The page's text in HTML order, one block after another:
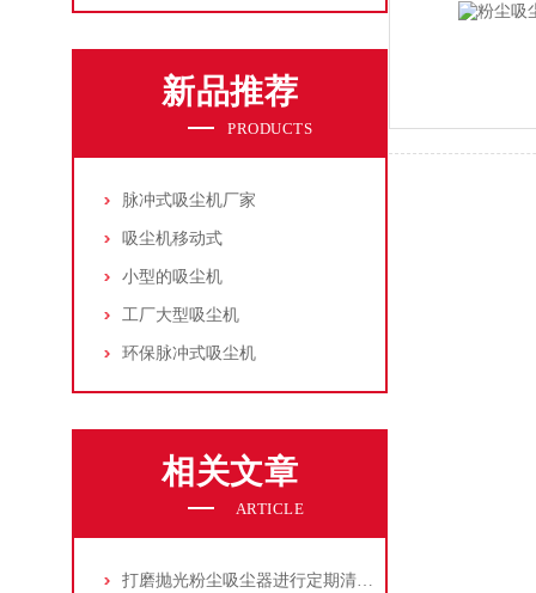
新品推荐
PRODUCTS
脉冲式吸尘机厂家
吸尘机移动式
小型的吸尘机
工厂大型吸尘机
环保脉冲式吸尘机
相关文章
ARTICLE
打磨抛光粉尘吸尘器进行定期清理的重要性